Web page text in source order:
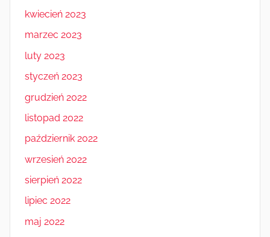
kwiecień 2023
marzec 2023
luty 2023
styczeń 2023
grudzień 2022
listopad 2022
październik 2022
wrzesień 2022
sierpień 2022
lipiec 2022
maj 2022